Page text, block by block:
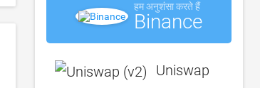
हम अनुशंसा करते हैं
Binance
Uniswap